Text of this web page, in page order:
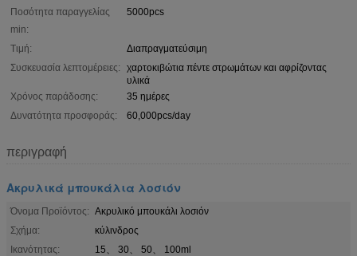
Ποσότητα παραγγελίας
min:
5000pcs
Τιμή:
Διαπραγματεύσιμη
Συσκευασία λεπτομέρειες:
χαρτοκιβώτια πέντε στρωμάτων και αφρίζοντας
υλικά
Χρόνος παράδοσης:
35 ημέρες
Δυνατότητα προσφοράς:
60,000pcs/day
περιγραφή
Ακρυλικά μπουκάλια λοσιόν
Όνομα Προϊόντος: Ακρυλικό μπουκάλι λοσιόν
Σχήμα:
κύλινδρος
Ικανότητας:
15、 30、 50、 100ml